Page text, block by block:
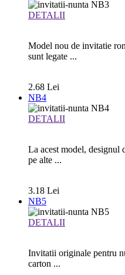
DETALII
Model nou de invitatie
sunt legate ...
2.68 Lei
NB4
DETALII
La acest model, designul
pe alte ...
3.18 Lei
NB5
DETALII
Invitatii originale pentru
carton ...